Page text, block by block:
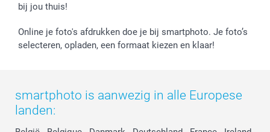
bij jou thuis!
Online je foto's afdrukken doe je bij smartphoto. Je foto’s
selecteren, opladen, een formaat kiezen en klaar!
smartphoto is aanwezig in alle Europese
landen: